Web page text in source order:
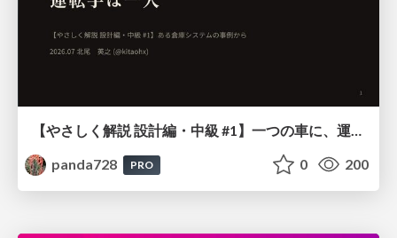
【やさしく解説 設計編・中級 #1】一つの車に、運転手は一人 ～ある倉庫システムの事例から～
panda728
PRO 0 200